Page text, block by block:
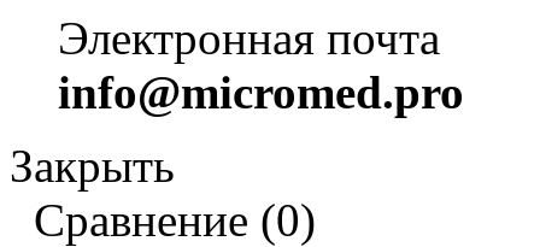
Электронная почта
info@micromed.pro
Закрыть
Сравнение (0)